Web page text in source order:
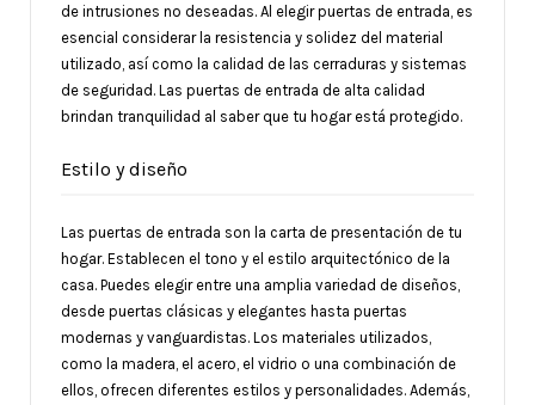
de intrusiones no deseadas. Al elegir puertas de entrada, es
esencial considerar la resistencia y solidez del material
utilizado, así como la calidad de las cerraduras y sistemas
de seguridad. Las puertas de entrada de alta calidad
brindan tranquilidad al saber que tu hogar está protegido.
Estilo y diseño
Las puertas de entrada son la carta de presentación de tu
hogar. Establecen el tono y el estilo arquitectónico de la
casa. Puedes elegir entre una amplia variedad de diseños,
desde puertas clásicas y elegantes hasta puertas
modernas y vanguardistas. Los materiales utilizados,
como la madera, el acero, el vidrio o una combinación de
ellos, ofrecen diferentes estilos y personalidades. Además,